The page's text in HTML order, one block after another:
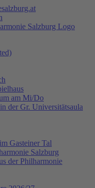
am Mi/Do
der Gr. Universitätsaula
Gasteiner Tal
Salzburg
der Philharmonie